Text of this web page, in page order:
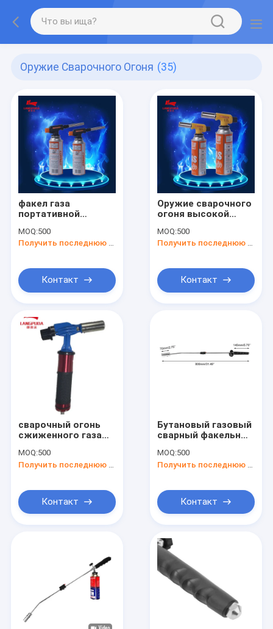
Оружие Сварочного Огоня (35)
факел газа
портативной
15cm сваривая
MOQ:500
Получить последнюю цену
Контакт
Оружие сварочного
огоня высокой
MOQ:500
Получить последнюю цену
Контакт
сварочный огонь
сжиженного газа
MOQ:500
Контакт
Бутановый газовый
сварный факельный
пиезозажигательным
садовым
MOQ:500
Контакт